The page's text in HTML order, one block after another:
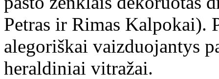
Petras ir Rimas Kalpokai).
alegoriškai vaizduojantys
heraldiniai vitražai.